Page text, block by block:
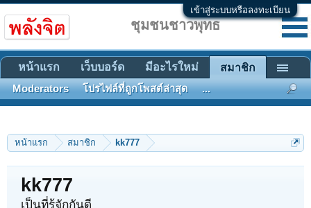
เข้าสู่ระบบหรือลงทะเบียน
หน้าแรก สมาชิก kk777
kk777
เป็นที่รู้จักกันดี
ชุมชนชาวพุทธ
หน้าแรก เว็บบอร์ด มีอะไรใหม่ สมาชิก
Moderators โปรไฟล์ที่ถูกโพสต์ล่าสุด ...